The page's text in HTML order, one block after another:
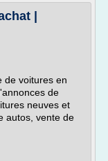
|
de voitures en
de
neuves et
autos, vente de